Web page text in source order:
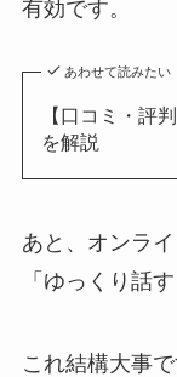
有効です。
あわせて読みたい
【口コミ・評
を解説
あと、オンラ
「ゆっくり話す
これ結構大事で